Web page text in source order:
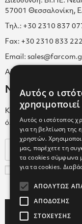
57001 Θεσσαλονίκη,
Τηλ.: +30 2310 837
Fax: +30 2310 833 222
Email:
ΑΡ.Γ.Ε.ΜΗ.
Newsletter
Κάνε εγγραφή στο
όλα τα νέα μας και τα
Συμφωνώ με τους
Δεδομένων
Αυτός ο
Αυτός ο ιστότοπος
για τη βελτίωση της
χρηστών.
μας, παρέχετε τη
τα cookies σύμφωνα
για τα cookies.
ΑΠΟΛΎΤΩΣ
ΑΠΌΔΟΣΗΣ
ΣΤΌΧΕΥΣΗΣ